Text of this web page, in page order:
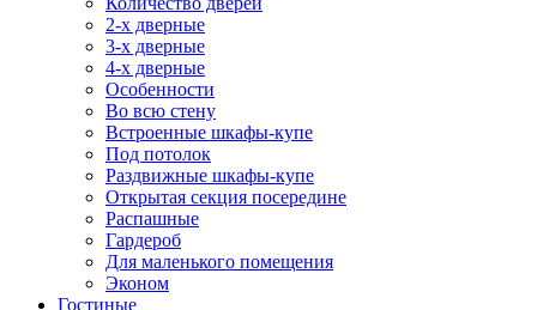
2-х дверные
3-х дверные
4-х дверные
Особенности
Во всю стену
Встроенные шкафы-купе
Под потолок
Раздвижные шкафы-купе
Открытая секция посередине
Распашные
Гардероб
Для маленького помещения
Эконом
Гостиные